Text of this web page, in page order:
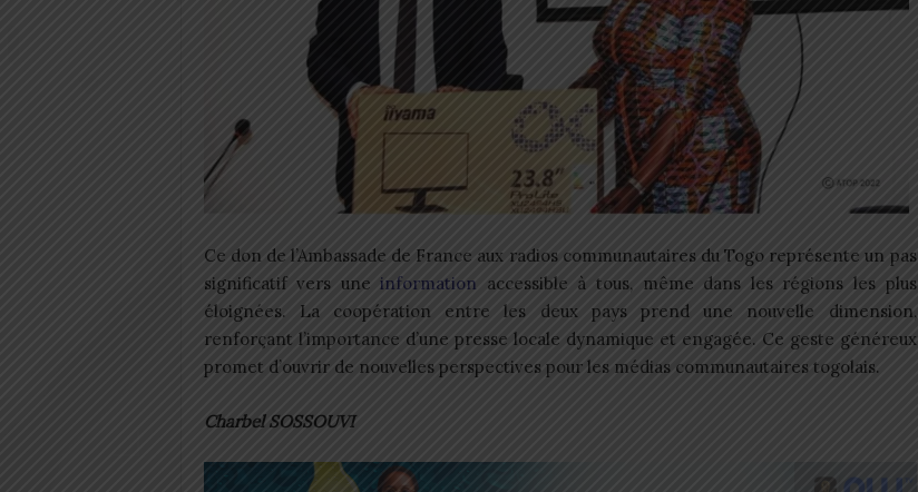
Ce don de l’Ambassade de France aux radios communautaires du Togo représente un pas
significatif vers uneinformation accessible à tous, même dans les régions les plus
éloignées. La coopération entre les deux pays prend une nouvelle dimension,
renforçant l’importance d’une presse locale dynamique et engagée. Ce geste généreux
promet d’ouvrir de nouvelles perspectives pour les médias communautaires togolais.
Charbel SOSSOUVI